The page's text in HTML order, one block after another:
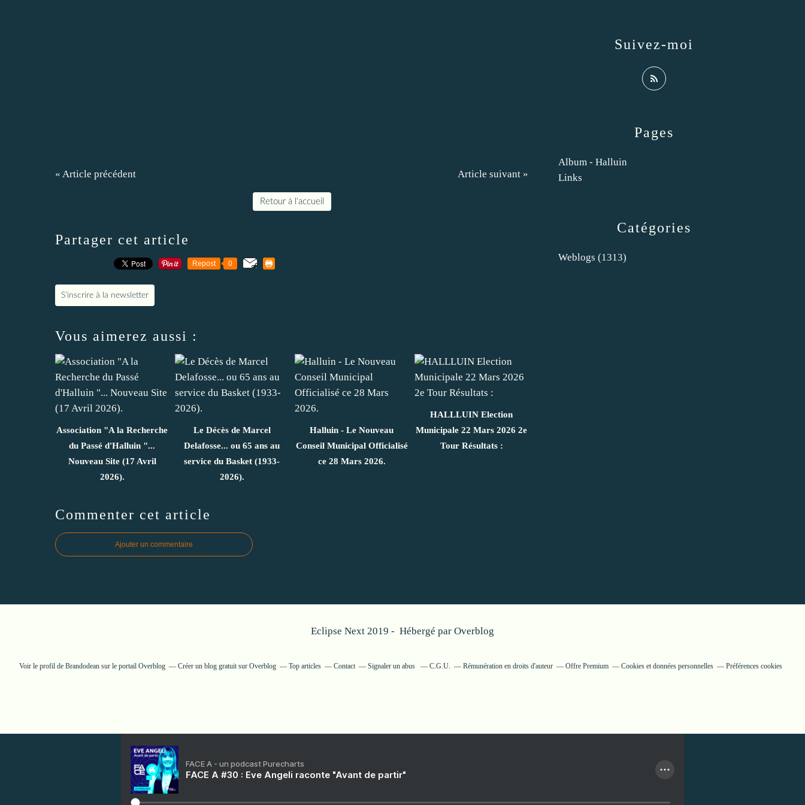
« Article précédent Article suivant »
Retour à l'accueil
Partager cet article
Repost 0
S'inscrire à la newsletter
Vous aimerez aussi :
Association "A la Recherche
du Passé d'Halluin "...
Nouveau Site (17 Avril
2026).
Le Décès de Marcel
Delafosse... ou 65 ans au
service du Basket (1933-
2026).
Halluin - Le Nouveau
Conseil Municipal Officialisé
ce 28 Mars 2026.
HALLLUIN Election
Municipale 22 Mars 2026 2e
Tour Résultats :
Commenter cet article
Ajouter un commentaire
Catégories
Weblogs (1313)
Pages
Album - Halluin
Links
Suivez-moi
Eclipse Next 2019 - Hébergé par Overblog
Voir le profil de Brandodean sur le portail Overblog Créer un blog gratuit sur Overblog Top articles Contact Signaler un abus C.G.U. Rémunération en droits d'auteur Offre Premium Cookies et données personnelles Préférences cookies
FACE A - un podcast Purecharts
FACE A #30 : Eve Angeli raconte "Avant de partir"